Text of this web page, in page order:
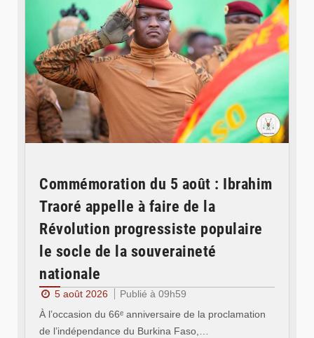
Commémoration du 5 août : Ibrahim
Traoré appelle à faire de la
Révolution progressiste populaire
le socle de la souveraineté
nationale
5 août 2026
Publié à 09h59
À l’occasion du 66ᵉ anniversaire de la proclamation
de l’indépendance du Burkina Faso,…